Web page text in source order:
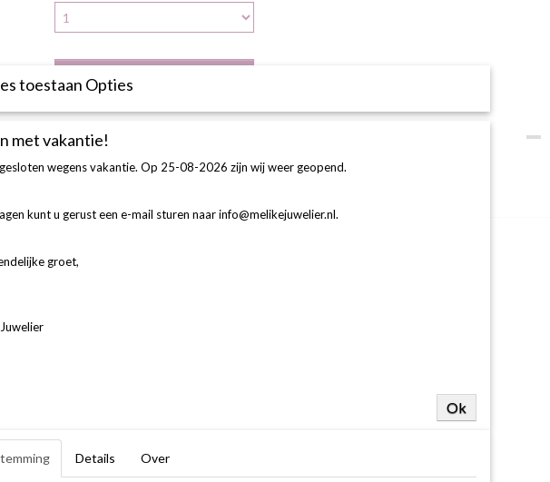
IN WINKELWAGEN
Omschrijving
BESCHRIJVING
toestaan Opties
met vakantie!
wegens vakantie. Op 25-08-2026 zijn wij weer geopend.
kunt u gerust een e-mail sturen naar info@melikejuwelier.nl.
groet,
Ok
Details Over